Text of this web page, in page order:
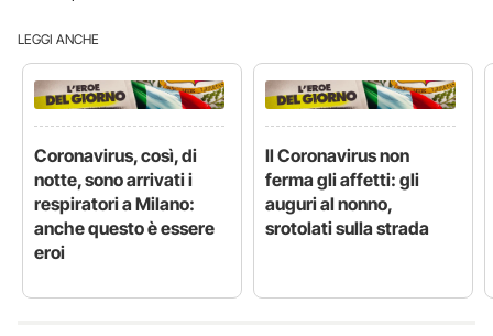
LEGGI ANCHE
Coronavirus, così, di
notte, sono arrivati i
respiratori a Milano:
anche questo è essere
eroi
Il Coronavirus non
ferma gli affetti: gli
auguri al nonno,
srotolati sulla strada